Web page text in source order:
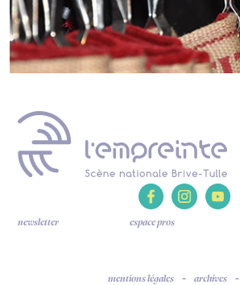
newsletter espace pros
mentions légales archives